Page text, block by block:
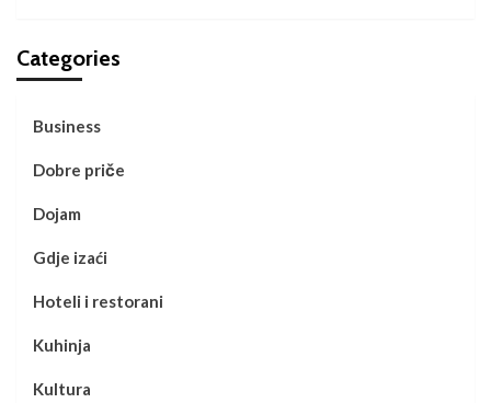
Categories
Business
Dobre priče
Dojam
Gdje izaći
Hoteli i restorani
Kuhinja
Kultura